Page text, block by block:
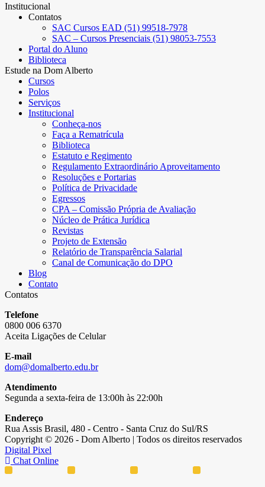
Institucional
Contatos
SAC Cursos EAD (51) 99518-7978
SAC – Cursos Presenciais (51) 98053-7553
Portal do Aluno
Biblioteca
Estude na Dom Alberto
Cursos
Polos
Serviços
Institucional
Conheça-nos
Faça a Rematrícula
Biblioteca
Estatuto e Regimento
Regulamento Extraordinário Aproveitamento
Resoluções e Portarias
Política de Privacidade
Egressos
CPA – Comissão Própria de Avaliação
Núcleo de Prática Jurídica
Revistas
Projeto de Extensão
Relatório de Transparência Salarial
Canal de Comunicação do DPO
Blog
Contato
Contatos
Telefone
0800 006 6370
Aceita Ligações de Celular
E-mail
dom@domalberto.edu.br
Atendimento
Segunda a sexta-feira de 13:00h às 22:00h
Endereço
Rua Assis Brasil, 480 - Centro - Santa Cruz do Sul/RS
Copyright © 2026 - Dom Alberto | Todos os direitos reservados
Digital Pixel
Chat Online